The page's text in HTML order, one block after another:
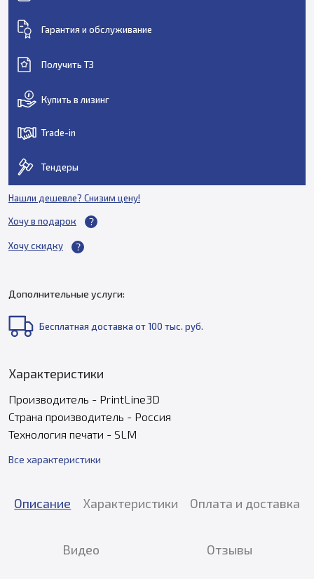
Гарантия и обслуживание
Получить ТЗ
Купить в лизинг
Trade-in
Тендеры
Нашли дешевле? Снизим цену!
Хочу в подарок
Хочу скидку
Дополнительные услуги:
Бесплатная доставка от 100 тыс. руб.
Характеристики
Производитель - PrintLine3D
Страна производитель - Россия
Технология печати - SLM
Все характеристики
Описание Характеристики Оплата и доставка
Видео Отзывы